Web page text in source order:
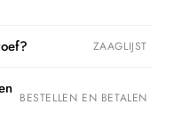
ZAAGLIJST
BESTELLEN EN BETALEN